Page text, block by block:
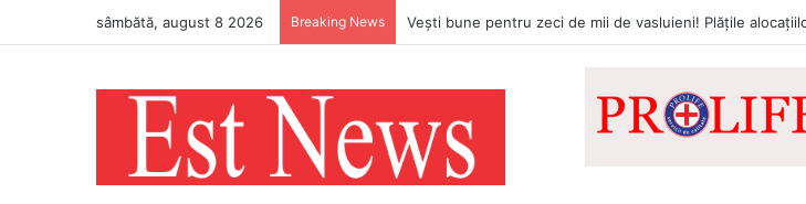
sâmbătă, august 8 2026 Breaking News